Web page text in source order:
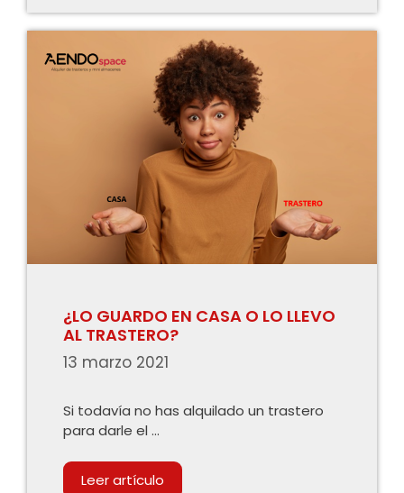
¿LO GUARDO EN CASA O LO LLEVO
AL TRASTERO?
13 marzo 2021
Si todavía no has alquilado un trastero
para darle el …
Leer artículo